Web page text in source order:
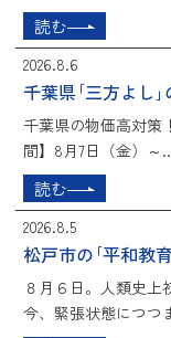
読む
2026.8.6
千葉県｢三方よし｣
千葉県の物価高対策
間】8月7日（金）～
読む
2026.8.5
松戸市の｢平和教
８月６日。人類史
今、緊張状態につつ